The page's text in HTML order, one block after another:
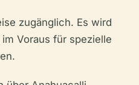
zugänglich. Es wird
Voraus für spezielle